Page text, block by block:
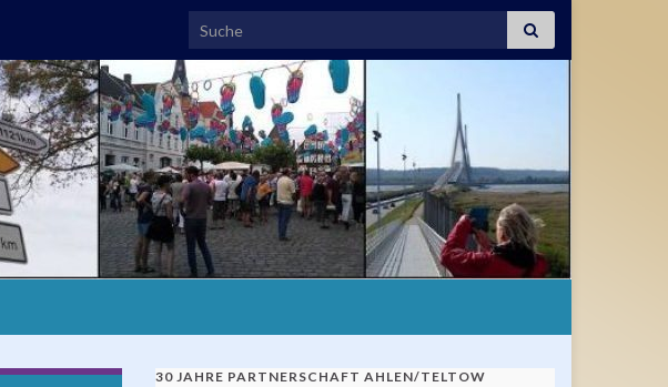
Search for:
30 JAHRE PARTNERSCHAFT AHLEN/TELTOW